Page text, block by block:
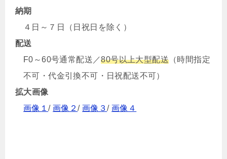
納期
４日～７日（日祝日を除く）
配送
F0～60号通常配送／80号以上大型配送 （時間指定
不可・代金引換不可・日祝配送不可）
拡大画像
画像１/画像２/画像３/画像４